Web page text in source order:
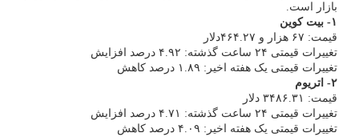
بازار است.
۱- بیت کوین
قیمت: ۶۷ هزار و ۴۶۴.۲۷دلار
تغییرات قیمتی ۲۴ ساعت گذشته: ۴.۹۲ درصد افزایش
تغییرات قیمتی یک هفته اخیر: ۱.۸۹ درصد کاهش
۲- اتریوم
قیمت: ۳۴۸۶.۳۱ دلار
تغییرات قیمتی ۲۴ ساعت گذشته: ۴.۷۱ درصد افزایش
تغییرات قیمتی یک هفته اخیر: ۴.۰۹ درصد کاهش